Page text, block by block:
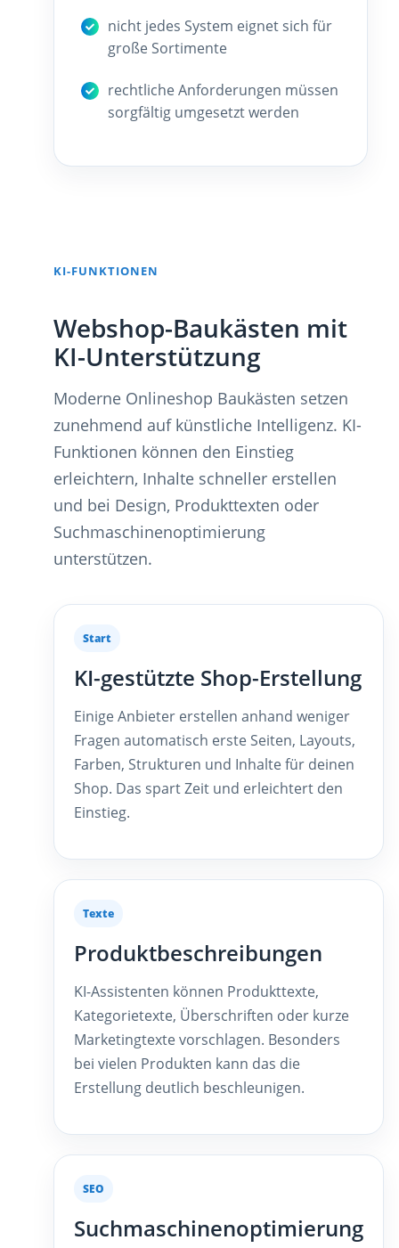
nicht jedes System eignet sich für
große Sortimente
rechtliche Anforderungen müssen
sorgfältig umgesetzt werden
KI-FUNKTIONEN
Webshop-Baukästen mit
KI-Unterstützung
Moderne Onlineshop Baukästen setzen
zunehmend auf künstliche Intelligenz. KI-
Funktionen können den Einstieg
erleichtern, Inhalte schneller erstellen
und bei Design, Produkttexten oder
Suchmaschinenoptimierung
unterstützen.
Start
KI-gestützte Shop-Erstellung
Einige Anbieter erstellen anhand weniger
Fragen automatisch erste Seiten, Layouts,
Farben, Strukturen und Inhalte für deinen
Shop. Das spart Zeit und erleichtert den
Einstieg.
Texte
Produktbeschreibungen
KI-Assistenten können Produkttexte,
Kategorietexte, Überschriften oder kurze
Marketingtexte vorschlagen. Besonders
bei vielen Produkten kann das die
Erstellung deutlich beschleunigen.
SEO
Suchmaschinenoptimierung